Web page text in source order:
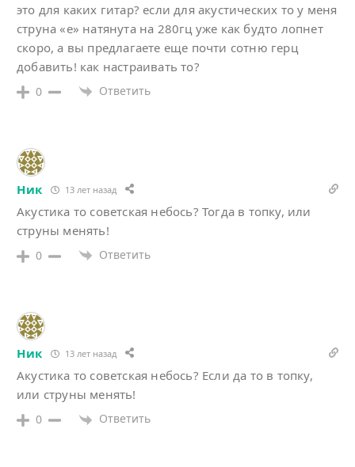
это для каких гитар? если для акустических то у меня
струна «е» натянута на 280гц уже как будто лопнет
скоро, а вы предлагаете еще почти сотню герц
добавить! как настраивать то?
0 Ответить
Ник 13 лет назад
Акустика то советская небось? Тогда в топку, или
струны менять!
0 Ответить
Ник 13 лет назад
Акустика то советская небось? Если да то в топку,
или струны менять!
0 Ответить